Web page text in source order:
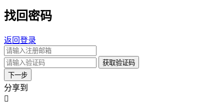
找回密码
返回登录
获取验证码
下一步
分享到